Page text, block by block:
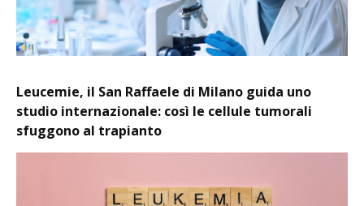
Leucemie, il San Raffaele di Milano guida uno
studio internazionale: così le cellule tumorali
sfuggono al trapianto